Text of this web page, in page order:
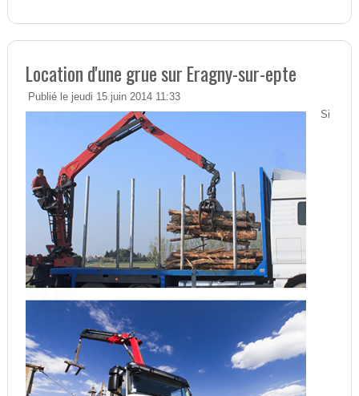
Location d'une grue sur Eragny-sur-epte
Publié le jeudi 15 juin 2014 11:33
Si